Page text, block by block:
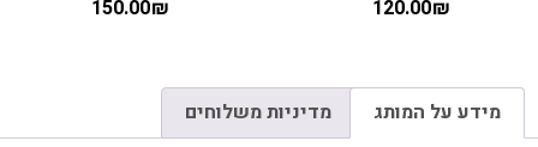
120.00₪
150.00₪
מידע על המותג מדיניות משלוחים